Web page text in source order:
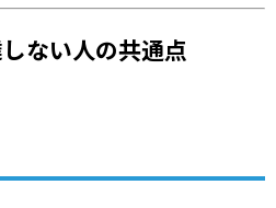
ない人の共通点